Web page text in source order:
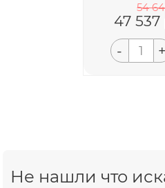
54
47 537
- +
Не нашли что